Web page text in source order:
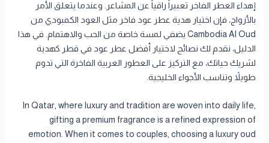
إهداء العطر الفاخر تعبيراً راقياً عن المشاعر. وعندما يتعلق الأمر
بالأزواج، فإن اختيار هدية عطر عود فاخر مثل العود الكمبودي من
Cambodia Al Oud يضفي لمسة خاصة من الحب والاهتمام. في هذا
الدليل، نقدم لك نصائح لاختيار أفضل عطر عود في قطر كهدية
لشريك حياتك، مع التركيز على العطور العربية الفاخرة التي تدوم
طويلاً وتناسب الأجواء الخليجية.
In Qatar, where luxury and tradition are woven into daily life,
gifting a premium fragrance is a refined expression of
emotion. When it comes to couples, choosing a luxury oud